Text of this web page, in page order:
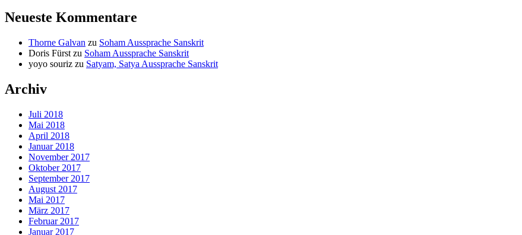
Neueste Kommentare
Thorne Galvan zu Soham Aussprache Sanskrit
Doris Fürst zu Soham Aussprache Sanskrit
yoyo souriz zu Satyam, Satya Aussprache Sanskrit
Archiv
Juli 2018
Mai 2018
April 2018
Januar 2018
November 2017
Oktober 2017
September 2017
August 2017
Mai 2017
März 2017
Februar 2017
Januar 2017